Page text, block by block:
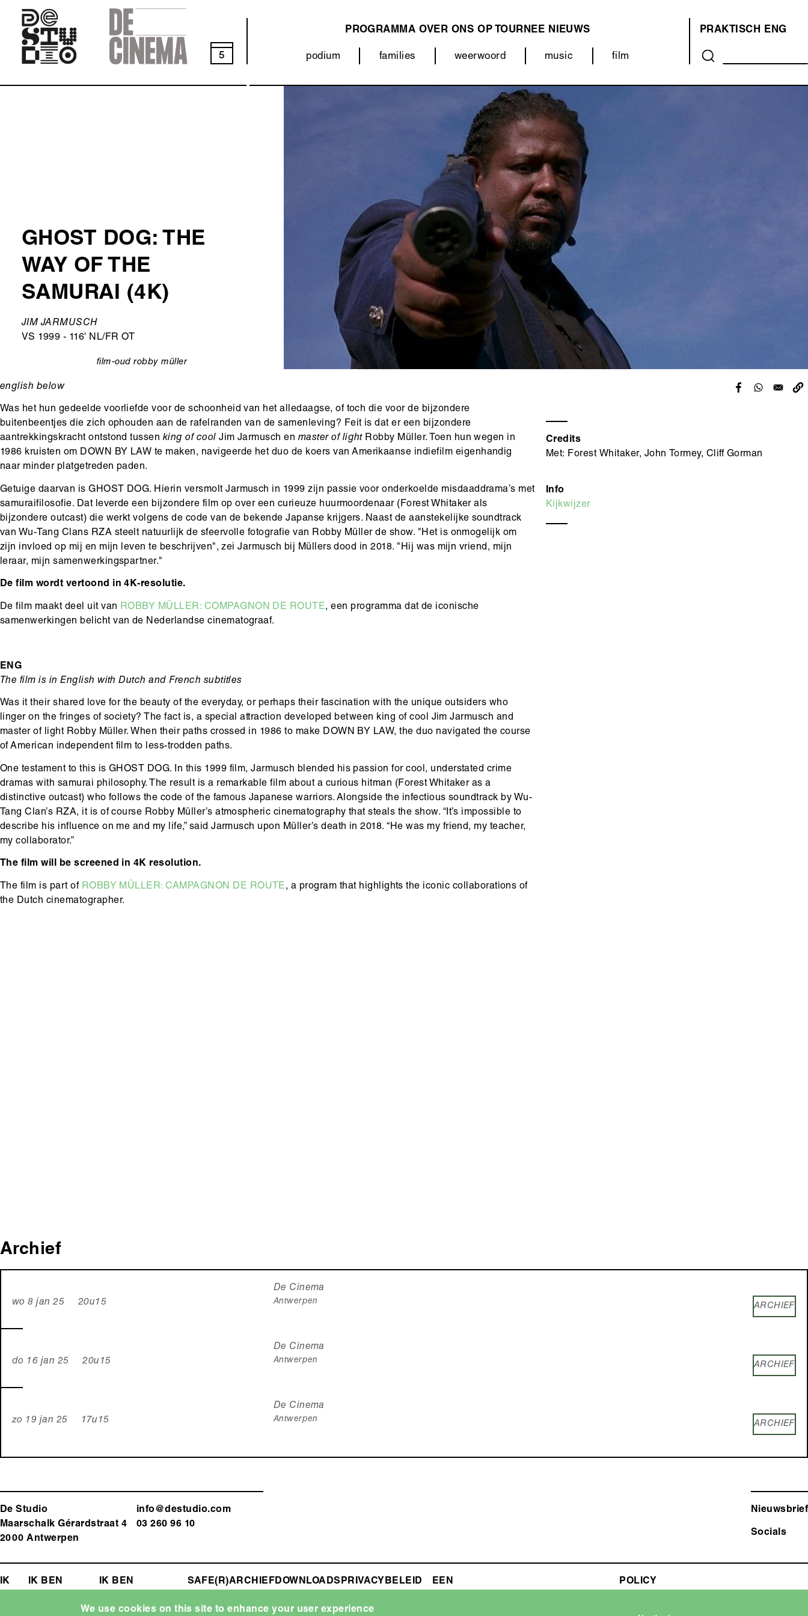
main
navigation
5
Categorieën
(menu)
podium families weerwoord music film
NAVIGATION
PROGRAMMA OVER ONS OP TOURNEE NIEUWS
OVER
ONS
(MENU)
PRAKTISCH ENG
GHOST DOG: THE
WAY OF THE
SAMURAI (4K)
Ondertitel
JIM JARMUSCH
VS 1999 - 116' NL/FR OT
categorie
film-oud robby müller
english below
Was het hun gedeelde voorliefde voor de schoonheid van het alledaagse, of toch die voor de bijzondere
buitenbeentjes die zich ophouden aan de rafelranden van de samenleving? Feit is dat er een bijzondere
aantrekkingskracht ontstond tussen king of cool Jim Jarmusch en master of light Robby Müller. Toen hun wegen in
1986 kruisten om DOWN BY LAW te maken, navigeerde het duo de koers van Amerikaanse indiefilm eigenhandig
naar minder platgetreden paden.
Getuige daarvan is GHOST DOG. Hierin versmolt Jarmusch in 1999 zijn passie voor onderkoelde misdaaddrama’s met
samuraifilosofie. Dat leverde een bijzondere film op over een curieuze huurmoordenaar (Forest Whitaker als
bijzondere outcast) die werkt volgens de code van de bekende Japanse krijgers. Naast de aanstekelijke soundtrack
van Wu-Tang Clans RZA steelt natuurlijk de sfeervolle fotografie van Robby Müller de show. "Het is onmogelijk om
zijn invloed op mij en mijn leven te beschrijven", zei Jarmusch bij Müllers dood in 2018. "Hij was mijn vriend, mijn
leraar, mijn samenwerkingspartner."
De film wordt vertoond in 4K-resolutie.
De film maakt deel uit van ROBBY MÜLLER: COMPAGNON DE ROUTE, een programma dat de iconische
samenwerkingen belicht van de Nederlandse cinematograaf.
ENG
The film is in English with Dutch and French subtitles
Was it their shared love for the beauty of the everyday, or perhaps their fascination with the unique outsiders who
linger on the fringes of society? The fact is, a special attraction developed between king of cool Jim Jarmusch and
master of light Robby Müller. When their paths crossed in 1986 to make DOWN BY LAW, the duo navigated the course
of American independent film to less-trodden paths.
One testament to this is GHOST DOG. In this 1999 film, Jarmusch blended his passion for cool, understated crime
dramas with samurai philosophy. The result is a remarkable film about a curious hitman (Forest Whitaker as a
distinctive outcast) who follows the code of the famous Japanese warriors. Alongside the infectious soundtrack by Wu-
Tang Clan’s RZA, it is of course Robby Müller’s atmospheric cinematography that steals the show. “It’s impossible to
describe his influence on me and my life,” said Jarmusch upon Müller’s death in 2018. “He was my friend, my teacher,
my collaborator.”
The film will be screened in 4K resolution.
The film is part of ROBBY MÜLLER: CAMPAGNON DE ROUTE, a program that highlights the iconic collaborations of
the Dutch cinematographer.
Credits
Met: Forest Whitaker, John Tormey, Cliff Gorman
Info
Kijkwijzer
Archief
wo 8 jan 25 20u15
De Cinema
Antwerpen ARCHIEF
do 16 jan 25 20u15
De Cinema
Antwerpen ARCHIEF
zo 19 jan 25 17u15
De Cinema
Antwerpen ARCHIEF
De Studio
Maarschalk Gérardstraat 4
2000 Antwerpen
info@destudio.com
03 260 96 10
Nieuwsbrief
Socials
FOOTER-
IK
EEN
IK BEN
IK BEN
SAFE(R)
POLICY
ARCHIEFDOWNLOADSPRIVACYBELEID
We use cookies on this site to enhance your user experience